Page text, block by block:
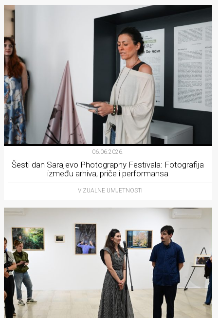
06.06.2026.
Šesti dan Sarajevo Photography Festivala: Fotografija
između arhiva, priče i performansa
VIZUALNE UMJETNOSTI